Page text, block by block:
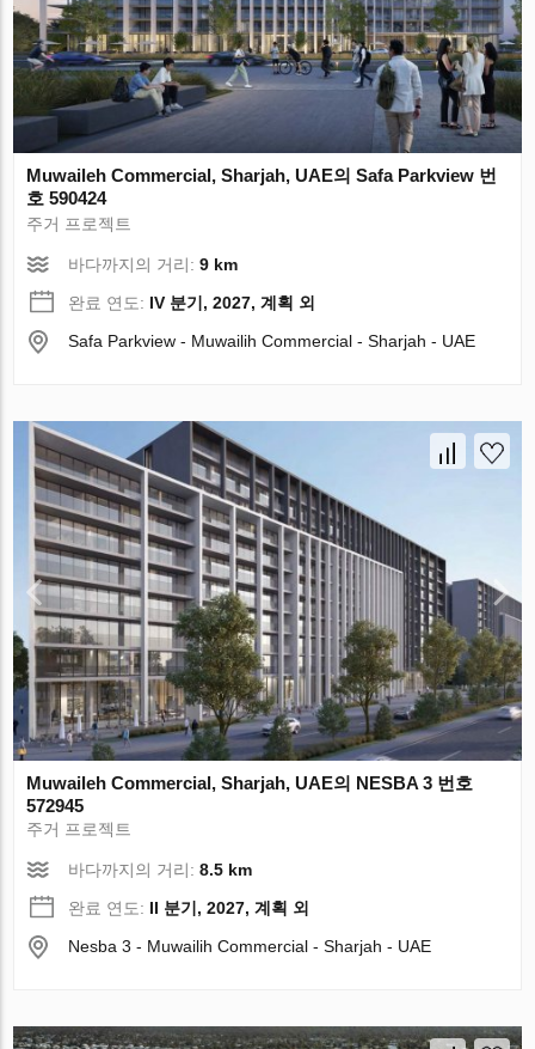
Muwaileh Commercial, Sharjah, UAE의 Safa Parkview 번
호 590424
주거 프로젝트
바다까지의 거리:9 km
완료 연도: IV 분기, 2027, 계획 외
Safa Parkview - Muwailih Commercial - Sharjah - UAE
Muwaileh Commercial, Sharjah, UAE의 NESBA 3 번호
572945
주거 프로젝트
바다까지의 거리:8.5 km
완료 연도: II 분기, 2027, 계획 외
Nesba 3 - Muwailih Commercial - Sharjah - UAE